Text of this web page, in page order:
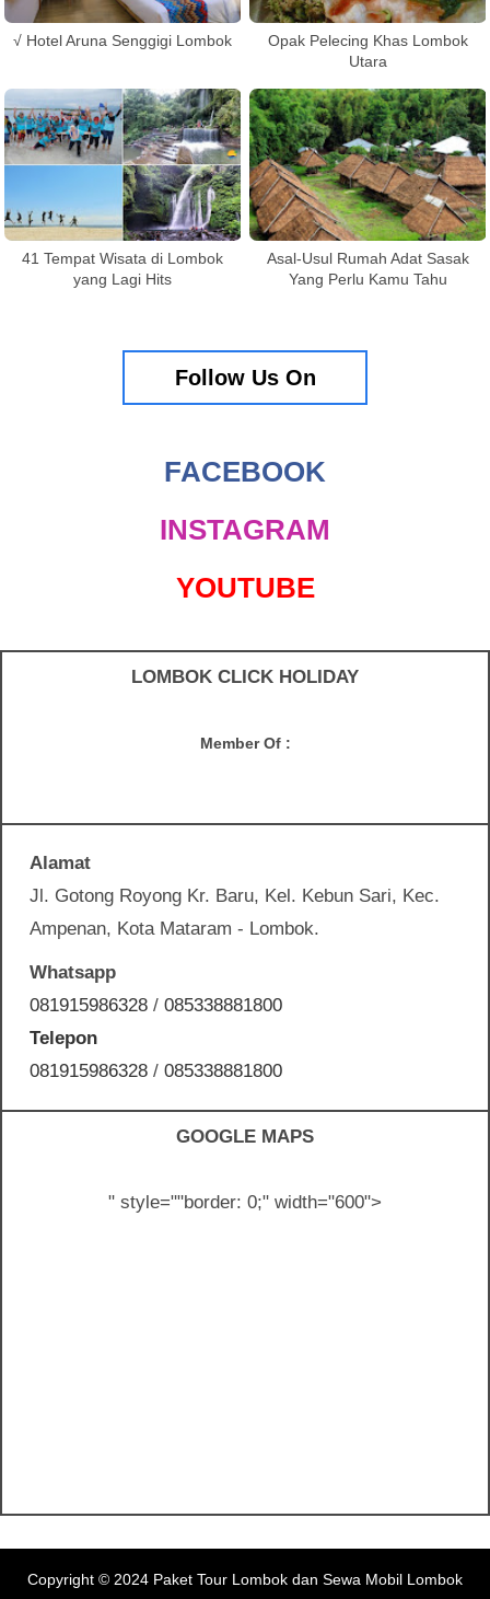
√ Hotel Aruna Senggigi Lombok
Opak Pelecing Khas Lombok
Utara
41 Tempat Wisata di Lombok
yang Lagi Hits
Asal-Usul Rumah Adat Sasak
Yang Perlu Kamu Tahu
Follow Us On
FACEBOOK
INSTAGRAM
YOUTUBE
LOMBOK CLICK HOLIDAY
Member Of :
Alamat
Jl. Gotong Royong Kr. Baru, Kel. Kebun Sari, Kec.
Ampenan, Kota Mataram - Lombok.
Whatsapp
081915986328 / 085338881800
Telepon
081915986328 / 085338881800
GOOGLE MAPS
" style=""border: 0;" width="600">
Copyright © 2024 Paket Tour Lombok dan Sewa Mobil Lombok